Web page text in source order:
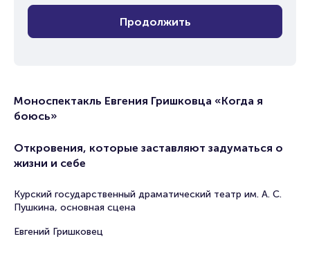
Продолжить
Моноспектакль Евгения Гришковца «Когда я
боюсь»
Откровения, которые заставляют задуматься о
жизни и себе
Курский государственный драматический театр им. А. С.
Пушкина, основная сцена
Евгений Гришковец